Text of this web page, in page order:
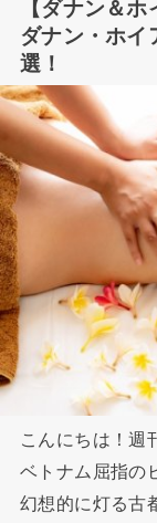
【ダナン＆
ダナン・ホイ
選！
こんにちは！週
ベトナム屈指の
幻想的に灯る古